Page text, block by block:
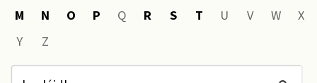
M
N O P Q R S T U V W
X
Y
Z